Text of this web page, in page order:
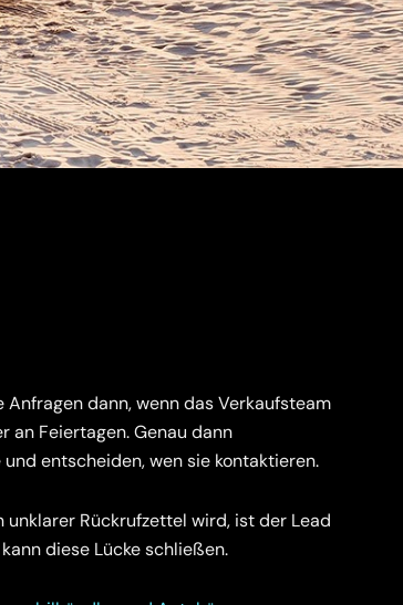
dann, wenn das Verkaufsteam
an Feiertagen. Genau dann
entscheiden, wen sie kontaktieren.
Rückrufzettel wird, ist der Lead
diese Lücke schließen.